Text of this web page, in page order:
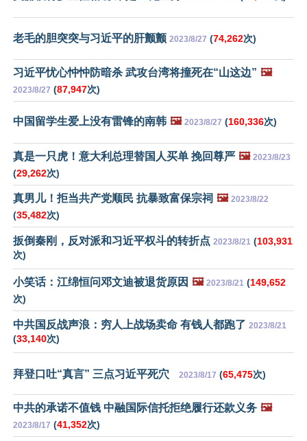
老毛的胆突突与习近平的肝颤颤 2023/8/27 (74,262次)
习近平忧心忡忡防暗杀 武攻台湾将撞死在“山这边” 🖼️
2023/8/27 (87,947次)
中国留学生爱上没有雷锋的南韩 🖼️ 2023/8/27 (160,336次)
真是一只虎！意大利总理替国人买单 挽回尊严 🖼️ 2023/8/23
(29,262次)
真男儿！拒当共产党顺民 抗暴致富保宗祠 🖼️ 2023/8/22
(35,482次)
扳倒秦刚，反对派和习近平权斗的转折点 2023/8/21 (103,931
次)
小笑话：江绵恒问邓文迪被退货原因 🖼️ 2023/8/21 (149,652
次)
中共国反战声浪：穷人上战场卖命 有钱人都跑了 2023/8/21
(33,140次)
拜登口吐“真言” 三点习近平死穴 2023/8/17 (65,475次)
中共的承诺不值钱 中融国际信托拒绝履行还款义务 🖼️
2023/8/17 (41,352次)